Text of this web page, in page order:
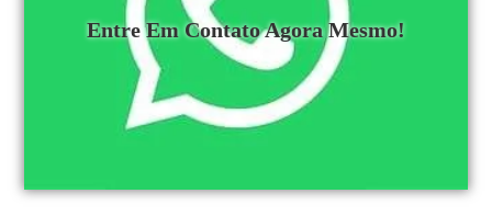
Entre Em Contato Agora Mesmo!